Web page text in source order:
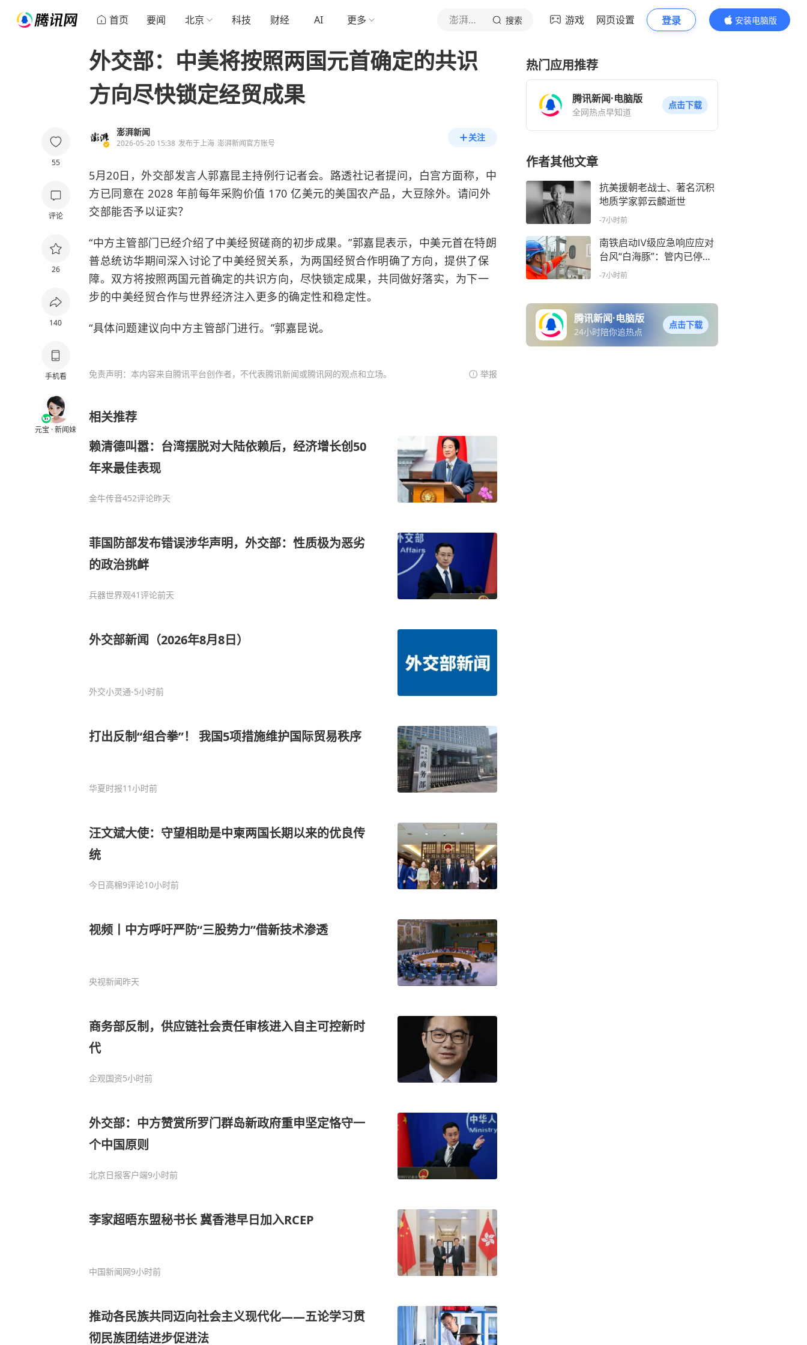
首页 要闻 北京 科技 财经 AI 更多 澎湃新闻 搜索 游戏 网页设置 登录
安装电脑版
内容更精彩
55
评论
26
140
手机看
元宝 · 新闻妹
外交部：中美将按照两国元首确定的共识
方向尽快锁定经贸成果
澎湃新闻
2026-05-20 15:38 发布于上海 澎湃新闻官方账号
关注
5月20日，外交部发言人郭嘉昆主持例行记者会。路透社记者提问，白宫方面称，中
方已同意在 2028 年前每年采购价值 170 亿美元的美国农产品，大豆除外。请问外
交部能否予以证实？
“中方主管部门已经介绍了中美经贸磋商的初步成果。”郭嘉昆表示，中美元首在特朗
普总统访华期间深入讨论了中美经贸关系，为两国经贸合作明确了方向，提供了保
障。双方将按照两国元首确定的共识方向，尽快锁定成果，共同做好落实，为下一
步的中美经贸合作与世界经济注入更多的确定性和稳定性。
“具体问题建议向中方主管部门进行。”郭嘉昆说。
免责声明：本内容来自腾讯平台创作者，不代表腾讯新闻或腾讯网的观点和立场。 举报
相关推荐
赖清德叫嚣：台湾摆脱对大陆依赖后，经济增长创50
年来最佳表现
金牛传音452评论昨天
菲国防部发布错误涉华声明，外交部：性质极为恶劣
的政治挑衅
兵器世界观41评论前天
外交部新闻（2026年8月8日）
外交小灵通-5小时前
打出反制“组合拳”！ 我国5项措施维护国际贸易秩序
华夏时报11小时前
汪文斌大使：守望相助是中柬两国长期以来的优良传
统
今日高棉9评论10小时前
视频丨中方呼吁严防“三股势力”借新技术渗透
央视新闻昨天
商务部反制，供应链社会责任审核进入自主可控新时
代
企观国资5小时前
外交部：中方赞赏所罗门群岛新政府重申坚定恪守一
个中国原则
北京日报客户端9小时前
李家超晤东盟秘书长 冀香港早日加入RCEP
中国新闻网9小时前
推动各民族共同迈向社会主义现代化——五论学习贯
彻民族团结进步促进法
热门应用推荐
腾讯新闻·电脑版
全网热点早知道
点击下载
作者其他文章
抗美援朝老战士、著名沉积
地质学家郭云麟逝世
-7小时前
南铁启动Ⅳ级应急响应应对
台风“白海豚”：管内已停运
两趟列车
-7小时前
腾讯新闻·电脑版
24小时陪你追热点
点击下载